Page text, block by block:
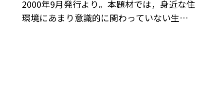
2000年9月発行より。本題材では，身近な住
環境にあまり意識的に関わっていない生徒